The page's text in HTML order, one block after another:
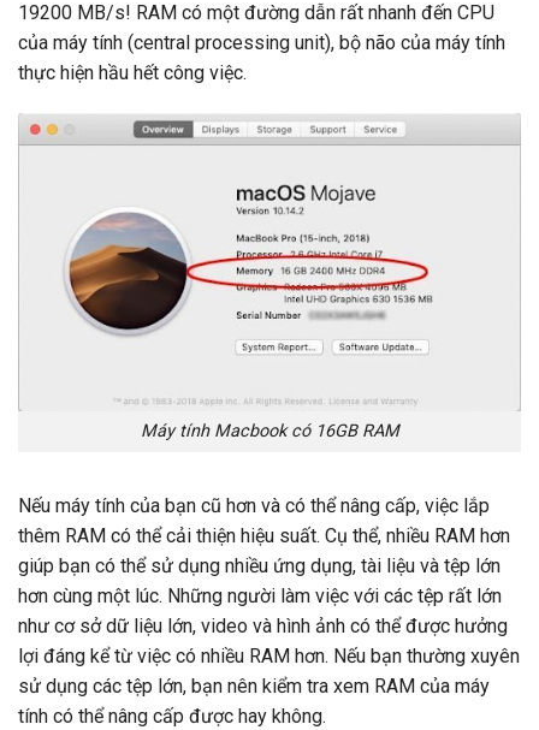
19200 MB/s! RAM có một đường dẫn rất nhanh đến CPU
của máy tính (central processing unit), bộ não của máy tính
thực hiện hầu hết công việc.
Máy tính Macbook có 16GB RAM
Nếu máy tính của bạn cũ hơn và có thể nâng cấp, việc lắp
thêm RAM có thể cải thiện hiệu suất. Cụ thể, nhiều RAM hơn
giúp bạn có thể sử dụng nhiều ứng dụng, tài liệu và tệp lớn
hơn cùng một lúc. Những người làm việc với các tệp rất lớn
như cơ sở dữ liệu lớn, video và hình ảnh có thể được hưởng
lợi đáng kể từ việc có nhiều RAM hơn. Nếu bạn thường xuyên
sử dụng các tệp lớn, bạn nên kiểm tra xem RAM của máy
tính có thể nâng cấp được hay không.